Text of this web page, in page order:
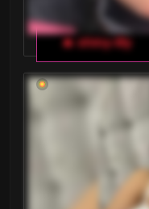
🔥 shiny-lily